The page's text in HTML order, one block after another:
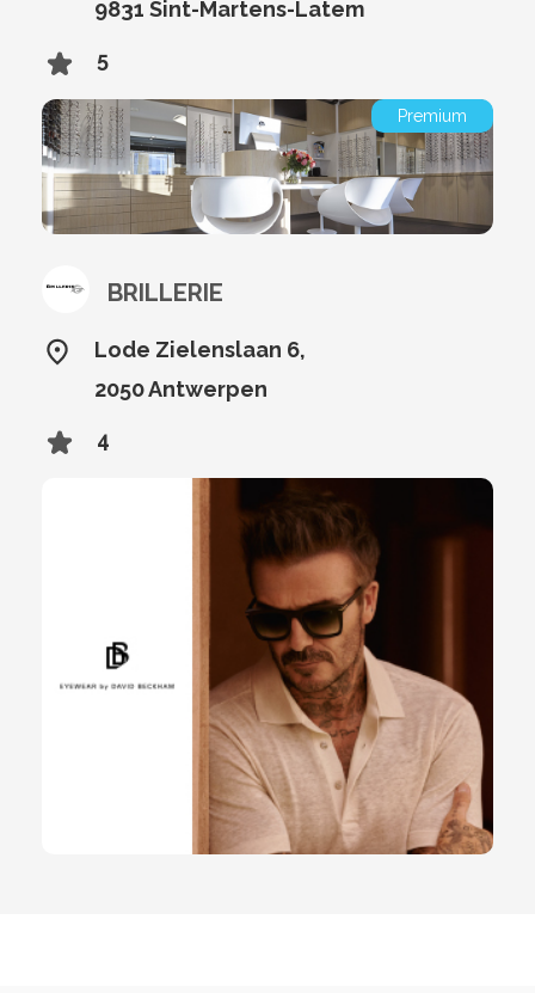
9831 Sint-Martens-Latem
5
Premium
BRILLERIE
Lode Zielenslaan 6,
2050 Antwerpen
4